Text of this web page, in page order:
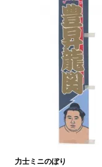
力士ミニのぼり